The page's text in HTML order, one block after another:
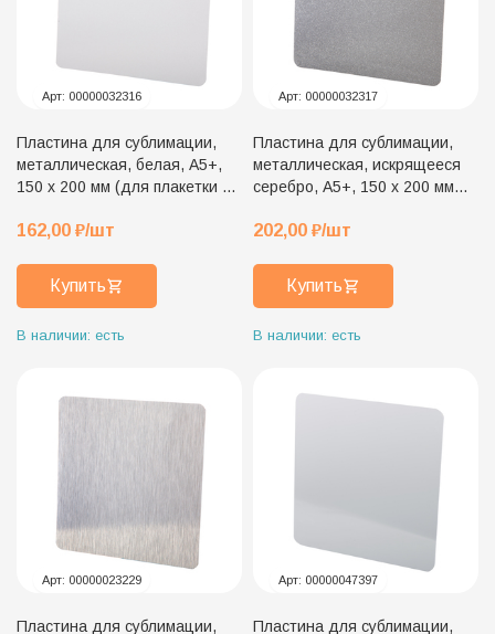
Арт: 00000032316
Пластина для сублимации,
металлическая, белая, А5+,
150 х 200 мм (для плакетки 20
162,00 ₽/шт
Купить
В наличии: есть
Арт: 00000032317
Пластина для сублимации,
металлическая, искрящееся
серебро, А5+, 150 х 200 мм
202,00 ₽/шт
Купить
В наличии: есть
Арт: 00000023229
Пластина для сублимации,
Арт: 00000047397
Пластина для сублимации,